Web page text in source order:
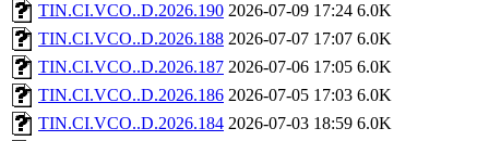
TIN.CI.VCO..D.2026.190 2026-07-09 17:24 6.0K
TIN.CI.VCO..D.2026.188 2026-07-07 17:07 6.0K
TIN.CI.VCO..D.2026.187 2026-07-06 17:05 6.0K
TIN.CI.VCO..D.2026.186 2026-07-05 17:03 6.0K
TIN.CI.VCO..D.2026.184 2026-07-03 18:59 6.0K